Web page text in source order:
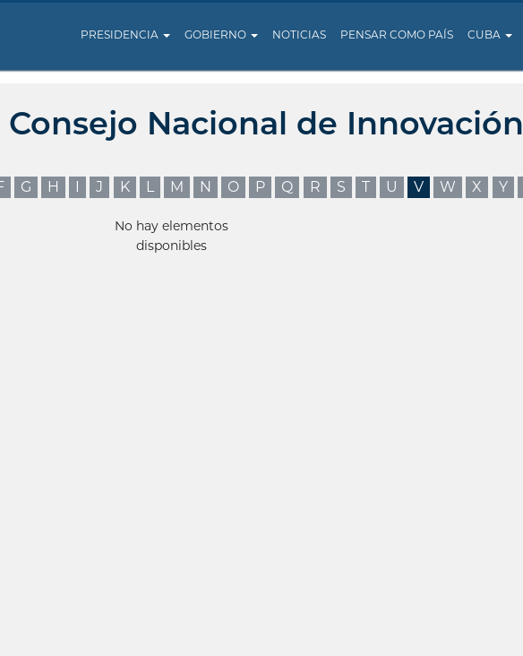
PRESIDENCIA GOBIERNO NOTICIAS PENSAR COMO PAÍS CUBA
Nacional de Innovación
G H I J K L M N O P Q R S T U V W X Y
No hay elementos
disponibles